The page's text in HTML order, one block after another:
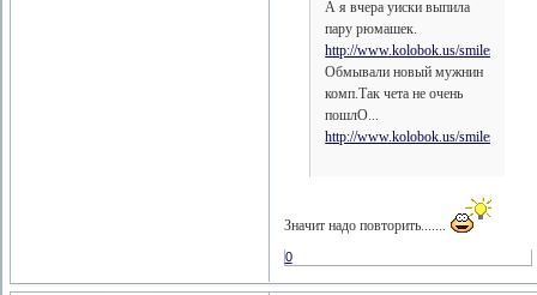
А я вчера уиски выпила
пару рюмашек.
http://www.kolobok.us/smiles/
Обмывали новый мужнин
комп.Так чета не очень
пошлО...
http://www.kolobok.us/smiles/
Значит надо повторить.......
0